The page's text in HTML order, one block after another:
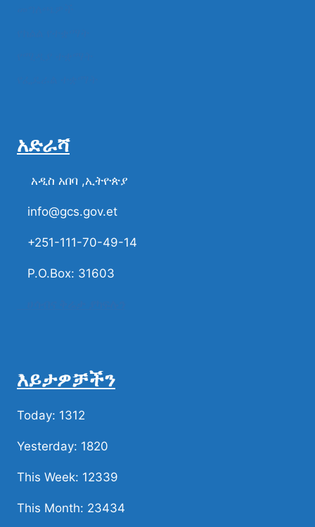
አድራሻ
አዲስ አበባ ,ኢትዮጵያ
info@gcs.gov.et
+251-111-70-49-14
P.O.Box: 31603
እይታዎቻችን
Today: 1312
Yesterday: 1820
This Week: 12339
This Month: 23434